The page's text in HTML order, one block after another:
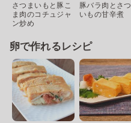
さつまいもと豚こ
ま肉のコチュジャ
ン炒め
豚バラ肉とさ
いもの甘辛煮
卵で作れるレシピ